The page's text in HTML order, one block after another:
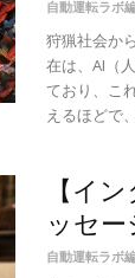
自動運転ラボ
狩猟社会か
在は、AI（
ており、こ
えるほどで
【イ
ッセ
自動運転ラボ